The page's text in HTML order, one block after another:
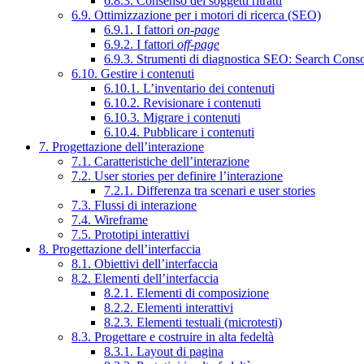
6.9. Ottimizzazione per i motori di ricerca (SEO)
6.9.1. I fattori on-page
6.9.2. I fattori off-page
6.9.3. Strumenti di diagnostica SEO: Search
6.10. Gestire i contenuti
6.10.1. L’inventario dei contenuti
6.10.2. Revisionare i contenuti
6.10.3. Migrare i contenuti
6.10.4. Pubblicare i contenuti
7. Progettazione dell’interazione
7.1. Caratteristiche dell’interazione
7.2. User stories per definire l’interazione
7.2.1. Differenza tra scenari e user stories
7.3. Flussi di interazione
7.4. Wireframe
7.5. Prototipi interattivi
8. Progettazione dell’interfaccia
8.1. Obiettivi dell’interfaccia
8.2. Elementi dell’interfaccia
8.2.1. Elementi di composizione
8.2.2. Elementi interattivi
8.2.3. Elementi testuali (microtesti)
8.3. Progettare e costruire in alta fedeltà
8.3.1. Layout di pagina